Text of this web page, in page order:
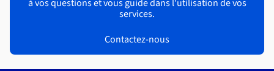
à vos questions et vous guide dans l'utilisation de vos
services.
Contactez-nous